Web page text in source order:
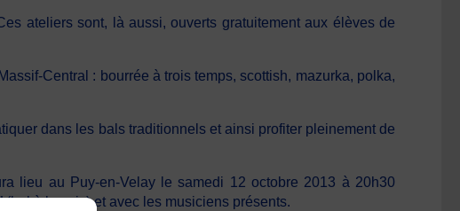
ateliers sont, là aussi, ouverts gratuitement aux élèves de
Central : bourrée à trois temps, scottish, mazurka, polka,
dans les bals traditionnels et ainsi profiter pleinement de
lieu au Puy-en-Velay le samedi 12 octobre 2013 à 20h30
(bal à la voix)et avec les musiciens présents.